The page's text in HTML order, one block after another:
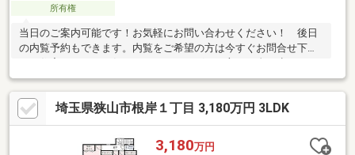
所有権
当日のご案内可能です！お気軽にお問い合わせください！ 後日
の内覧予約もできます。内覧をご希望の方は今すぐお問合せ下さ
方、勤続が短い方、車やカード
埼玉県狭山市根岸１丁目 3,180万円 3LDK
3,180万円